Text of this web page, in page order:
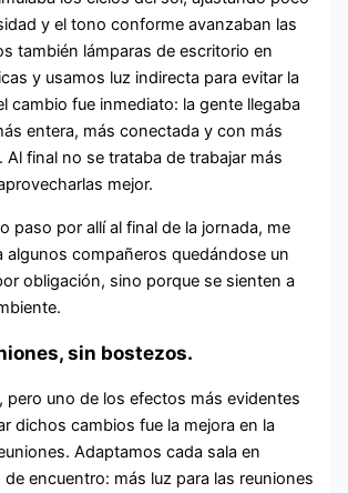
y el tono conforme avanzaban las
también lámparas de escritorio en
y usamos luz indirecta para evitar la
cambio fue inmediato: la gente llegaba
entera, más conectada y con más
Al final no se trataba de trabajar más
mejor.
paso por allí al final de la jornada, me
algunos compañeros quedándose un
obligación, sino porque se sienten a
sin bostezos.
pero uno de los efectos más evidentes
dichos cambios fue la mejora en la
Adaptamos cada sala en
encuentro: más luz para las reuniones